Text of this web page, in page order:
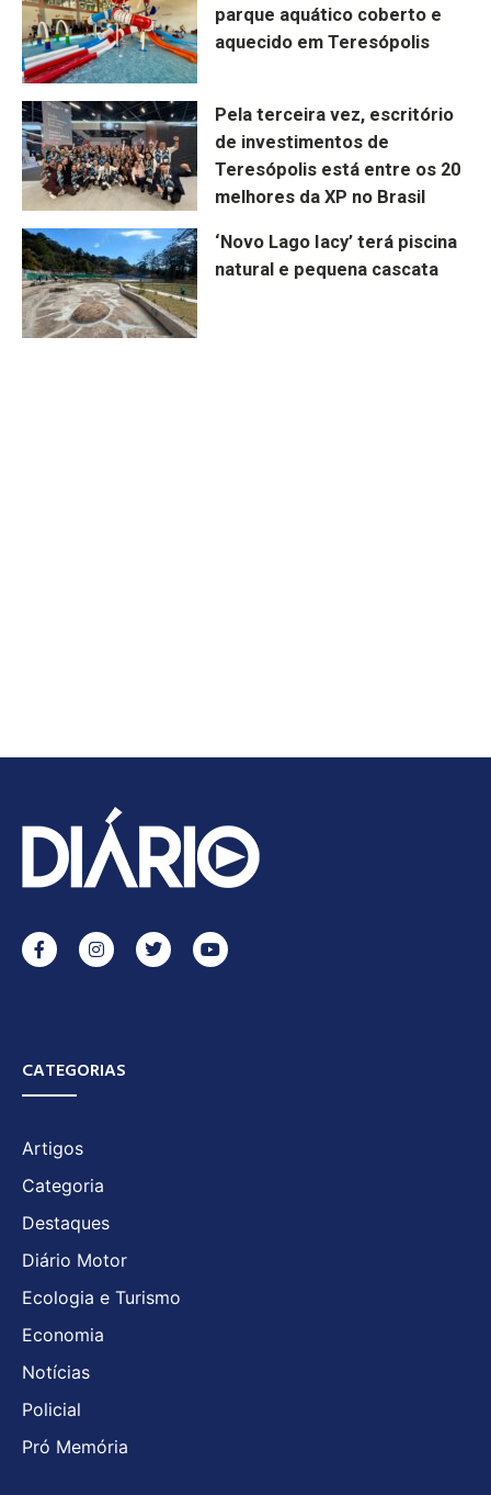
parque aquático coberto e
aquecido em Teresópolis
Pela terceira vez, escritório
de investimentos de
Teresópolis está entre os 20
melhores da XP no Brasil
‘Novo Lago Iacy’ terá piscina
natural e pequena cascata
CATEGORIAS
Artigos
Categoria
Destaques
Diário Motor
Ecologia e Turismo
Economia
Notícias
Policial
Pró Memória